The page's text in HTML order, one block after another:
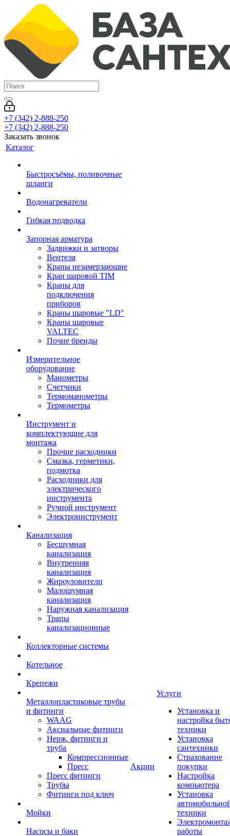
+7 (342) 2-888-250
+7 (342) 2-888-250
Заказать звонок
Каталог
Быстросъёмы, поливочные
шланги
Водонагреватели
Гибкая подводка
Запорная арматура
Задвижки и затворы
Вентеля
Краны незамерзающие
Кран шаровой TIM
Краны для
подключения
приборов
Краны шаровые "LD"
Краны шаровые
VALTEC
Почие бренды
Измерительное
оборудование
Манометры
Счетчики
Термоманометры
Термометры
Инструмент и
комплектующие для
монтажа
Прочие расходники
Смазка, герметики,
подмотка
Расходники для
электрического
инструмента
Ручной инструмент
Электроинструмент
Канализация
Бесшумная
канализация
Внутренняя
канализация
Жироуловители
Малошумная
канализация
Наружная канализация
Трапы
канализационные
Коллекторные системы
Котельное
Крепежи
Металлопластиковые трубы
и фитинги
WAAG
Аксиальные фитинги
Нерж. фитинги и
труба
Компрессионные
Пресс
Пресс фитинги
Трубы
Фитинги под ключ
Мойки
Насосы и баки
Акции
Услуги
Установка и
настройка
техники
Установка
сантехники
Страхование
покупки
Настройка
компьютера
Установка
техники
работы